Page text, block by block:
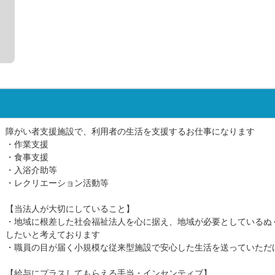
障がい者支援施設で、利用者の生活を支援するお仕事になります
・作業支援
・食事支援
・入浴介助等
・レクリエーション活動等
【当法人が大切にしていること】
・地域に根差した社会福祉法人を心に据え、地域が必要としている
したいと考えております
・職員の目が届く小規模な従来型施設で安心した生活を送っていた
【給与にプラスしてもらえる手当・インセンティブ】